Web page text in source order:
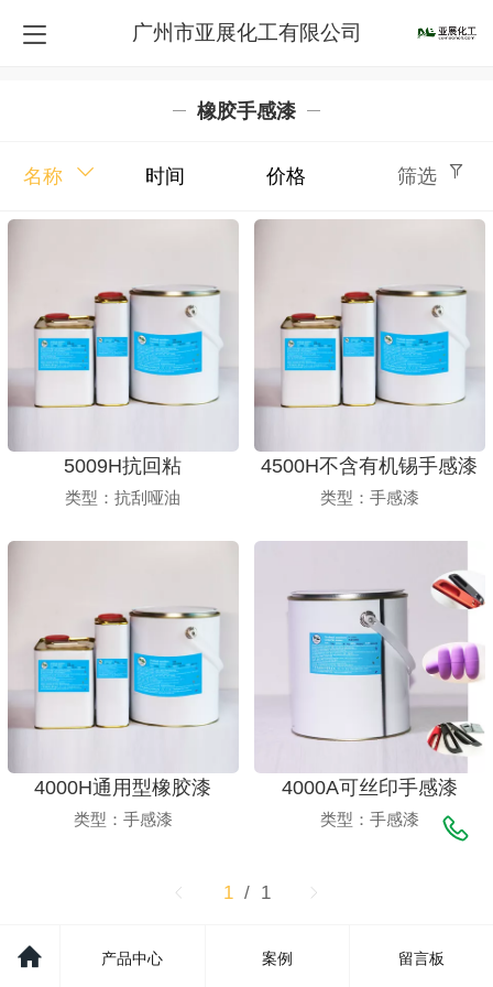
广州市亚展化工有限公司
橡胶手感漆
名称 时间 价格 筛选
5009H抗回粘
类型：抗刮哑油
4500H不含有机锡手感漆
类型：手感漆
4000H通用型橡胶漆
类型：手感漆
4000A可丝印手感漆
类型：手感漆
1 / 1
2021 广州市亚展化工有限公司版权所有
产品中心 案例 留言板